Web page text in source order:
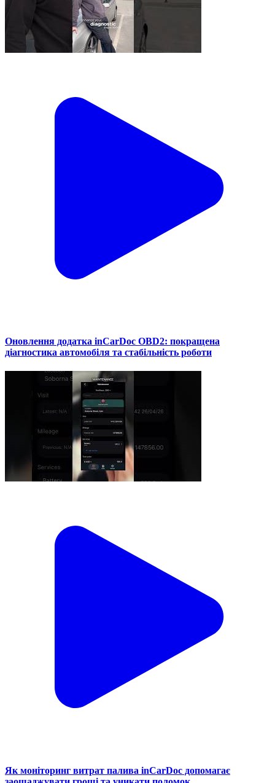
Оновлення додатка inCarDoc OBD2: покращена
діагностика автомобіля та стабільність роботи
Як моніторинг витрат палива inCarDoc допомагає